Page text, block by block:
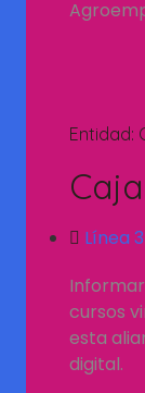
Entidad:
Línea
cursos
esta
digital.